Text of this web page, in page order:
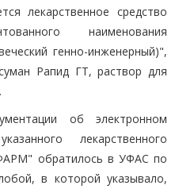
лекарственное средство
наименования
генно-инженерный)",
Рапид ГТ, раствор для
об электронном
лекарственного
обратилось в УФАС по
в которой указывало,